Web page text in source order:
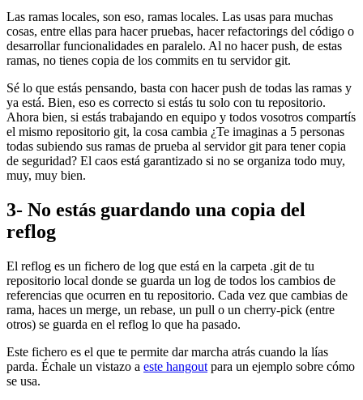
Las ramas locales, son eso, ramas locales. Las usas para muchas
cosas, entre ellas para hacer pruebas, hacer refactorings del código o
desarrollar funcionalidades en paralelo. Al no hacer push, de estas
ramas, no tienes copia de los commits en tu servidor git.
Sé lo que estás pensando, basta con hacer push de todas las ramas y
ya está. Bien, eso es correcto si estás tu solo con tu repositorio.
Ahora bien, si estás trabajando en equipo y todos vosotros compartís
el mismo repositorio git, la cosa cambia ¿Te imaginas a 5 personas
todas subiendo sus ramas de prueba al servidor git para tener copia
de seguridad? El caos está garantizado si no se organiza todo muy,
muy, muy bien.
3- No estás guardando una copia del
reflog
El reflog es un fichero de log que está en la carpeta .git de tu
repositorio local donde se guarda un log de todos los cambios de
referencias que ocurren en tu repositorio. Cada vez que cambias de
rama, haces un merge, un rebase, un pull o un cherry-pick (entre
otros) se guarda en el reflog lo que ha pasado.
Este fichero es el que te permite dar marcha atrás cuando la lías
parda. Échale un vistazo a este hangout para un ejemplo sobre cómo
se usa.